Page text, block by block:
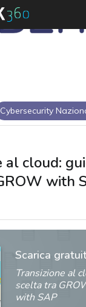
Cybersecurity
al cloud:
with
Scarica
Transizione al
scelta tra
with SAP